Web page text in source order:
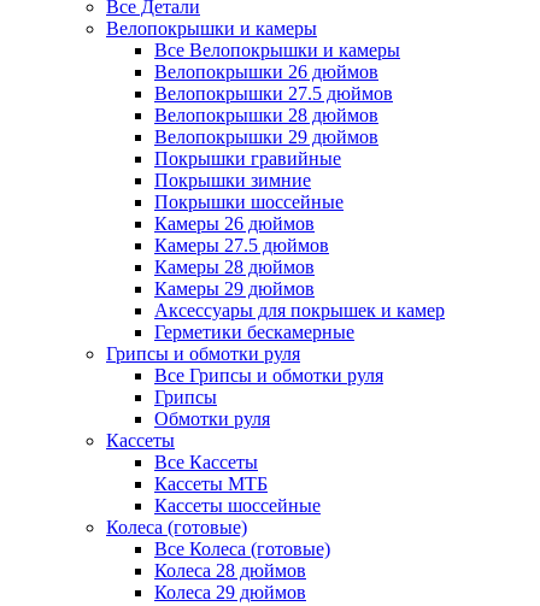
Все Детали
Велопокрышки и камеры
Все Велопокрышки и камеры
Велопокрышки 26 дюймов
Велопокрышки 27.5 дюймов
Велопокрышки 28 дюймов
Велопокрышки 29 дюймов
Покрышки гравийные
Покрышки зимние
Покрышки шоссейные
Камеры 26 дюймов
Камеры 27.5 дюймов
Камеры 28 дюймов
Камеры 29 дюймов
Аксессуары для покрышек и камер
Герметики бескамерные
Грипсы и обмотки руля
Все Грипсы и обмотки руля
Грипсы
Обмотки руля
Кассеты
Все Кассеты
Кассеты МТБ
Кассеты шоссейные
Колеса (готовые)
Все Колеса (готовые)
Колеса 28 дюймов
Колеса 29 дюймов